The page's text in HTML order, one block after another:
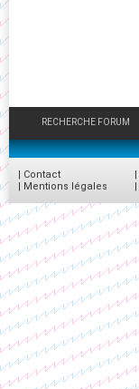
RECHERCHE FORUM
Contact
Mentions légales